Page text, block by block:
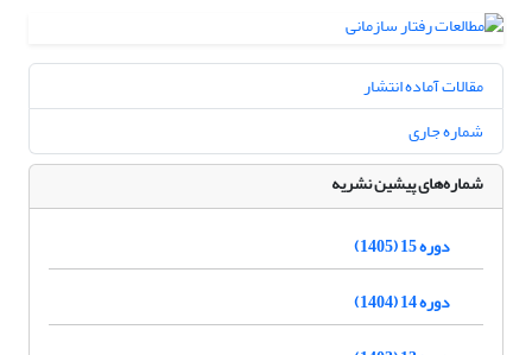
مقالات آماده انتشار
شماره جاری
شماره‌های پیشین نشریه
دوره 15 (1405)
دوره 14 (1404)